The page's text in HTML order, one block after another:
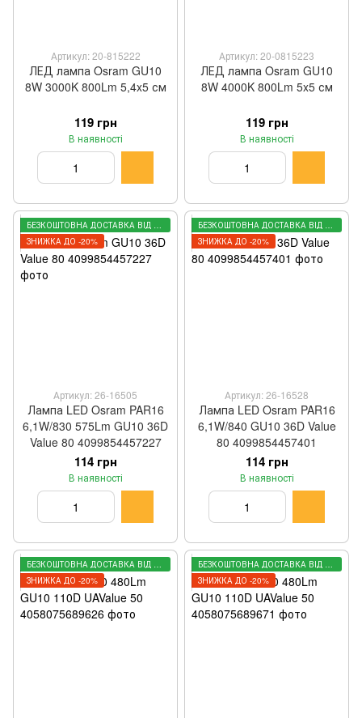
Артикул: 20-815222
ЛЕД лампа Osram GU10
8W 3000K 800Lm 5,4x5 см
119 грн
В наявності
Артикул: 20-0815223
ЛЕД лампа Osram GU10
8W 4000K 800Lm 5x5 см
119 грн
В наявності
БЕЗКОШТОВНА ДОСТАВКА ВІД 3000 ГРН
ЗНИЖКА ДО -20%
Артикул: 26-16505
Лампа LED Osram PAR16
6,1W/830 575Lm GU10 36D
Value 80 4099854457227
114 грн
В наявності
БЕЗКОШТОВНА ДОСТАВКА ВІД 3000 ГРН
ЗНИЖКА ДО -20%
Артикул: 26-16528
Лампа LED Osram PAR16
6,1W/840 GU10 36D Value
80 4099854457401
114 грн
В наявності
БЕЗКОШТОВНА ДОСТАВКА ВІД 3000 ГРН
ЗНИЖКА ДО -20%
БЕЗКОШТОВНА ДОСТАВКА ВІД 3000 ГРН
ЗНИЖКА ДО -20%